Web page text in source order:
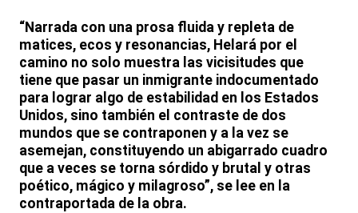
“Narrada con una prosa fluida y repleta de
matices, ecos y resonancias, Helará por el
camino no solo muestra las vicisitudes que
tiene que pasar un inmigrante indocumentado
para lograr algo de estabilidad en los Estados
Unidos, sino también el contraste de dos
mundos que se contraponen y a la vez se
asemejan, constituyendo un abigarrado cuadro
que a veces se torna sórdido y brutal y otras
poético, mágico y milagroso”, se lee en la
contraportada de la obra.